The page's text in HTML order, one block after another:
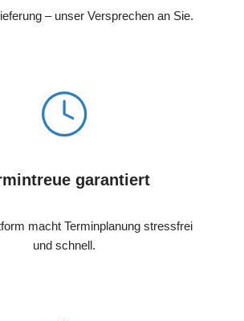
– unser Versprechen an Sie.
garantiert
macht Terminplanung stressfrei
und schnell.